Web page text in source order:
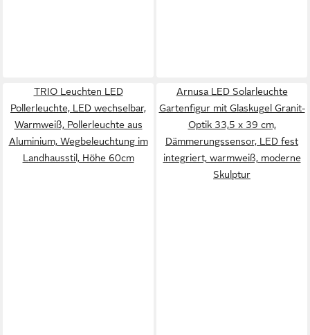
TRIO Leuchten LED
Pollerleuchte, LED wechselbar,
Warmweiß, Pollerleuchte aus
Aluminium, Wegbeleuchtung im
Landhausstil, Höhe 60cm
Arnusa LED Solarleuchte
Gartenfigur mit Glaskugel Granit-
Optik 33,5 x 39 cm,
Dämmerungssensor, LED fest
integriert, warmweiß, moderne
Skulptur